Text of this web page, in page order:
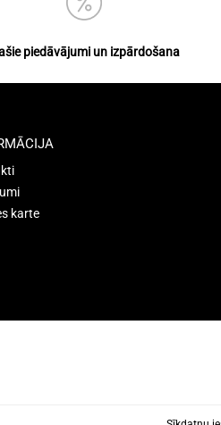
piedāvājumi un izpārdošana
karte